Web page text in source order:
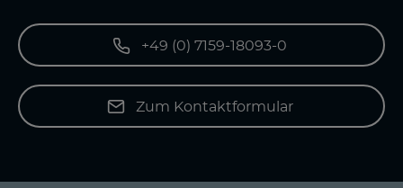
+49 (0) 7159-18093-0
Zum Kontaktformular